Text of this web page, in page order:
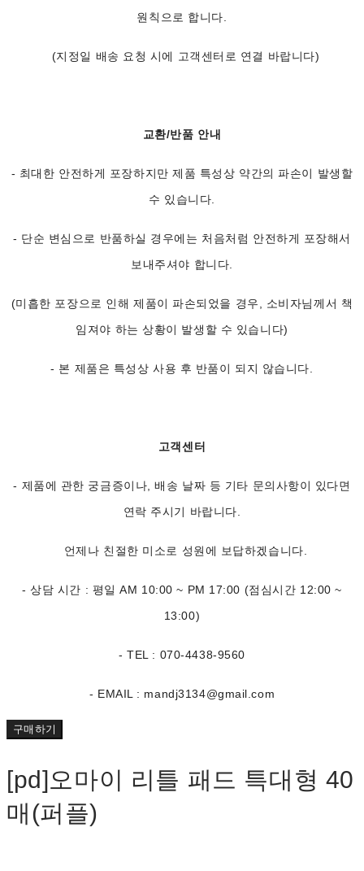
원칙으로 합니다.
(지정일 배송 요청 시에 고객센터로 연결 바랍니다)
교환/반품 안내
- 최대한 안전하게 포장하지만 제품 특성상 약간의 파손이 발생할
수 있습니다.
- 단순 변심으로 반품하실 경우에는 처음처럼 안전하게 포장해서
보내주셔야 합니다.
(미흡한 포장으로 인해 제품이 파손되었을 경우, 소비자님께서 책
임져야 하는 상황이 발생할 수 있습니다)
- 본 제품은 특성상 사용 후 반품이 되지 않습니다.
고객센터
- 제품에 관한 궁금증이나, 배송 날짜 등 기타 문의사항이 있다면
연락 주시기 바랍니다.
언제나 친절한 미소로 성원에 보답하겠습니다.
- 상담 시간 : 평일 AM 10:00 ~ PM 17:00 (점심시간 12:00 ~
13:00)
- TEL : 070-4438-9560
- EMAIL : mandj3134@gmail.com
구매하기
[pd]오마이 리틀 패드 특대형 40
매(퍼플)